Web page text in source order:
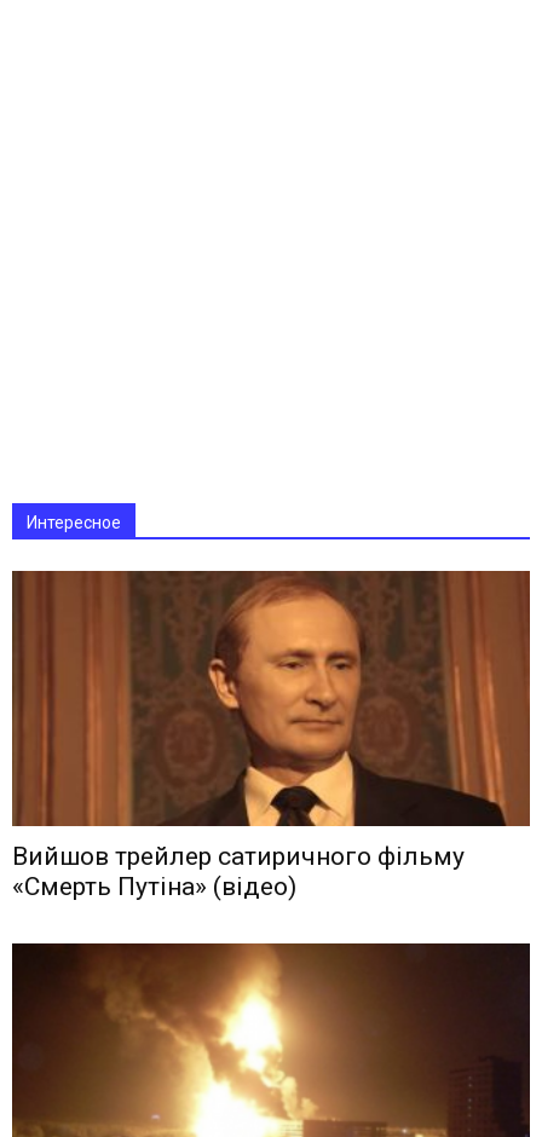
Интересное
Вийшов трейлер сатиричного фільму
«Смерть Путіна» (відео)